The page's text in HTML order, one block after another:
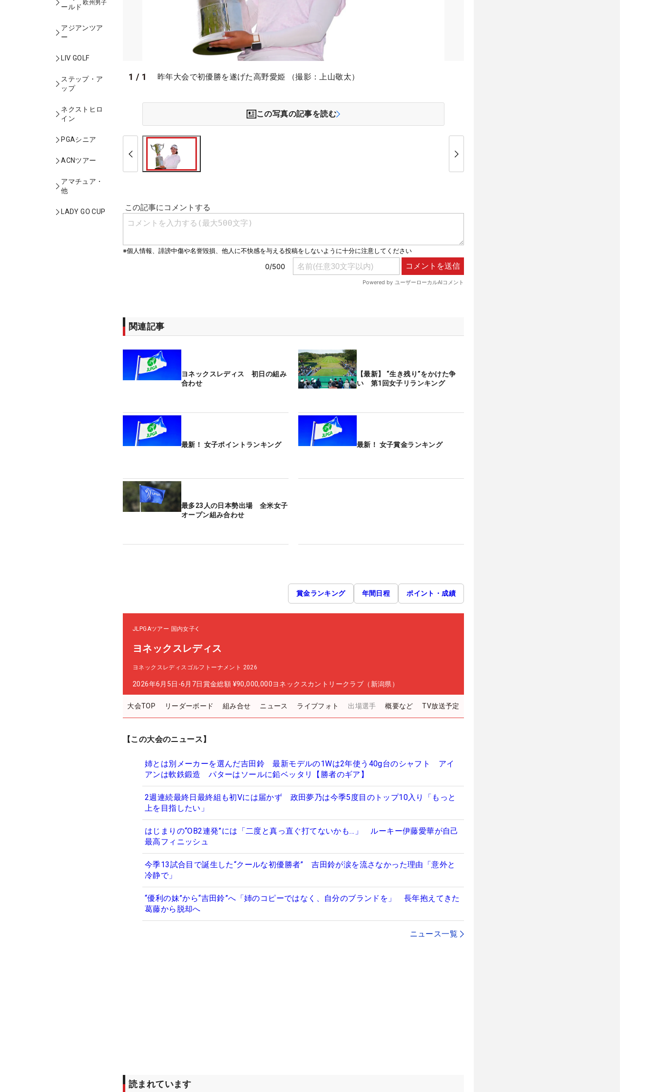
ールド
欧州男子
アジアンツア
ー
LIV GOLF
ステップ・ア
ップ
ネクストヒロ
イン
PGAシニア
ACNツアー
アマチュア・
他
LADY GO CUP
1 / 1 昨年大会で初優勝を遂げた高野愛姫 （撮影：上山敬太）
この写真の記事を読む
関連記事
ヨネックスレディス 初日の組み
合わせ
【最新】 “生き残り”をかけた争
い 第1回女子リランキング
最新！ 女子ポイントランキング 最新！ 女子賞金ランキング
最多23人の日本勢出場 全米女子
オープン組み合わせ
賞金ランキング 年間日程 ポイント・成績
JLPGAツアー 国内女子
ヨネックスレディス
ヨネックスレディスゴルフトーナメント 2026
2026年6月5日-6月7日賞金総額 ¥90,000,000ヨネックスカントリークラブ（新潟県）
大会TOP リーダーボード 組み合せ ニュース ライブフォト 出場選手 概要など TV放送予定
【この大会のニュース】
姉とは別メーカーを選んだ吉田鈴 最新モデルの1Wは2年使う40g台のシャフト アイ
アンは軟鉄鍛造 パターはソールに鉛ベッタリ【勝者のギア】
2週連続最終日最終組も初Vには届かず 政田夢乃は今季5度目のトップ10入り「もっと
上を目指したい」
はじまりの“OB2連発”には「二度と真っ直ぐ打てないかも…」 ルーキー伊藤愛華が自己
最高フィニッシュ
今季13試合目で誕生した“クールな初優勝者” 吉田鈴が涙を流さなかった理由「意外と
冷静で」
“優利の妹”から“吉田鈴”へ「姉のコピーではなく、自分のブランドを」 長年抱えてきた
葛藤から脱却へ
ニュース一覧
読まれています